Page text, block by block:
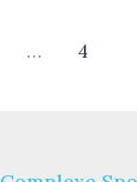
… 4